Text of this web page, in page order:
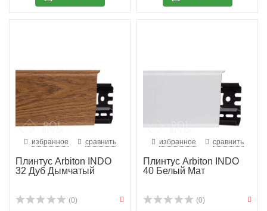
избранное сравнить
Плинтус Arbiton INDO
32 Дуб Дымчатый
(0)
избранное сравнить
Плинтус Arbiton INDO
40 Белый Мат
(0)